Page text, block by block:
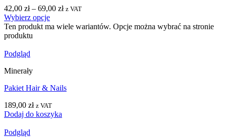
42,00 zł– 69,00 zł z VAT
Wybierz opcje
Ten produkt ma wiele wariantów. Opcje można wybrać na stronie
produktu
Podgląd
Minerały
Pakiet Hair & Nails
189,00 zł z VAT
Dodaj do koszyka
Podgląd